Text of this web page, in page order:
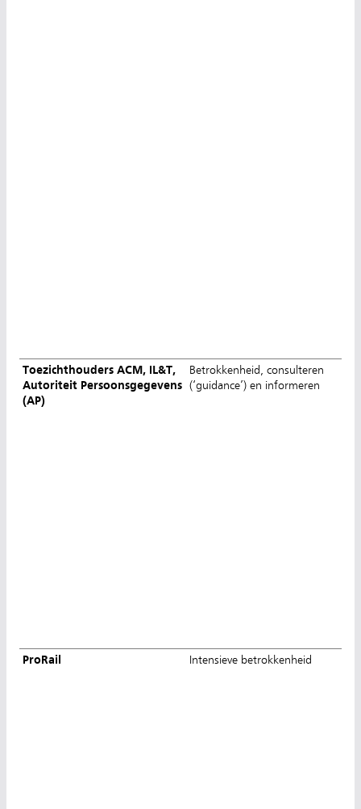
Toezichthouders ACM, IL&T,
Autoriteit Persoonsgegevens
(AP)
Betrokkenheid, consulteren
(‘guidance’) en informeren
ProRail Intensieve betrokkenheid